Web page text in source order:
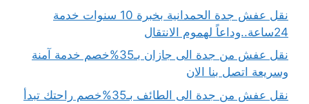
نقل عفش جدة الحمدانية بخبرة 10 سنوات خدمة
24ساعة..وداعاً لهموم الانتقال
نقل عفش من جدة الى جازان بـ35%خصم خدمة آمنة
وسريعة اتصل بنا الان
نقل عفش من جدة الى الطائف بـ35%خصم راحتك تبدأ